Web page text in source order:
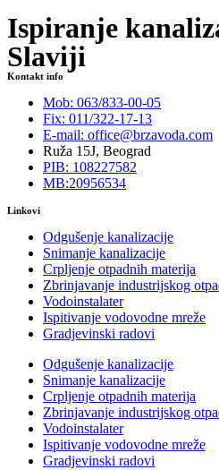
Ispiranje
Slaviji
Kontakt info
Mob: 063/833-00-05
Fix: 011/322-17-13
E-mail: office@brzavoda.com
Ruža 15J, Beograd
PIB: 108227582
MB:20956534
Linkovi
Odgušenje kanalizacije
Snimanje kanalizacije
Crpljenje otpadnih materija
Zbrinjavanje industrijskog
Vodoinstalater
Ispitivanje vodovodne mreže
Gradjevinski radovi
Odgušenje kanalizacije
Snimanje kanalizacije
Crpljenje otpadnih materija
Zbrinjavanje industrijskog
Vodoinstalater
Ispitivanje vodovodne mreže
Gradjevinski radovi